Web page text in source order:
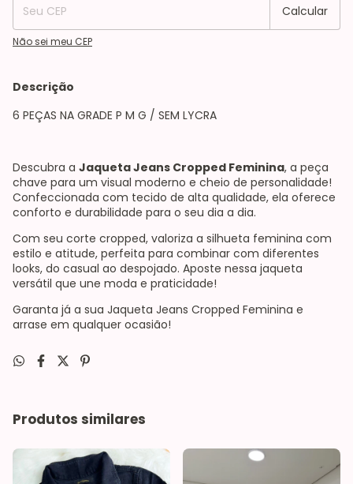
Calcular
Não sei meu CEP
Descrição
6 PEÇAS NA GRADE P M G / SEM LYCRA
Descubra a Jaqueta Jeans Cropped Feminina, a peça
chave para um visual moderno e cheio de personalidade!
Confeccionada com tecido de alta qualidade, ela oferece
conforto e durabilidade para o seu dia a dia.
Com seu corte cropped, valoriza a silhueta feminina com
estilo e atitude, perfeita para combinar com diferentes
looks, do casual ao despojado. Aposte nessa jaqueta
versátil que une moda e praticidade!
Garanta já a sua Jaqueta Jeans Cropped Feminina e
arrase em qualquer ocasião!
Produtos similares